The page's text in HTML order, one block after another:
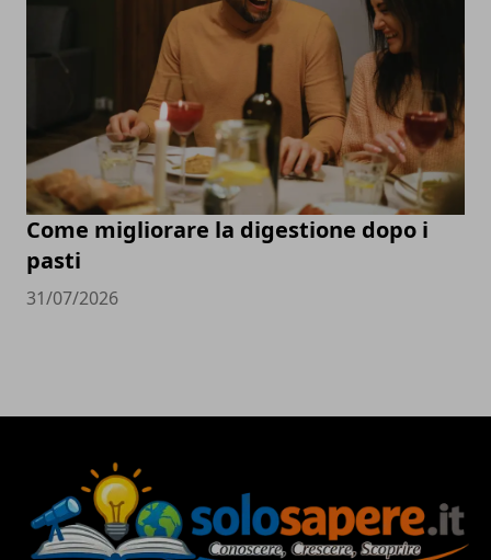
Come migliorare la digestione dopo i
pasti
31/07/2026